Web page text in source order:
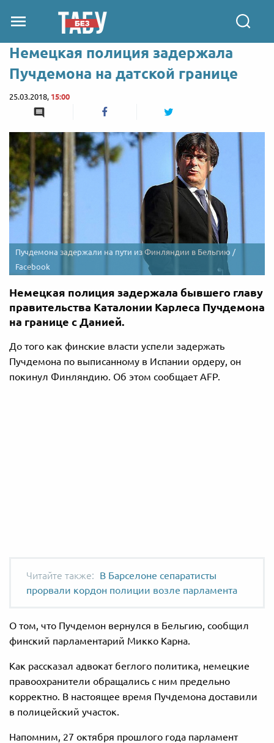
Немецкая полиция задержала
Пучдемона на датской границе
25.03.2018, 15:00
Пучдемона задержали на пути из Финляндии в Бельгию /
Facebook
Немецкая полиция задержала бывшего главу
правительства Каталонии Карлеса Пучдемона
на границе с Данией.
До того как финские власти успели задержать
Пучдемона по выписанному в Испании ордеру, он
покинул Финляндию. Об этом сообщает AFP.
В Барселоне сепаратисты
прорвали кордон полиции возле парламента
О том, что Пучдемон вернулся в Бельгию, сообщил
финский парламентарий Микко Карна.
Как рассказал адвокат беглого политика, немецкие
правоохранители обращались с ним предельно
корректно. В настоящее время Пучдемона доставили
в полицейский участок.
Напомним, 27 октября прошлого года парламент